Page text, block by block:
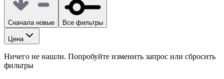
Сначала новые Все фильтры
Цена
Ничего не нашли. Попробуйте изменить запрос или сбросить
фильтры